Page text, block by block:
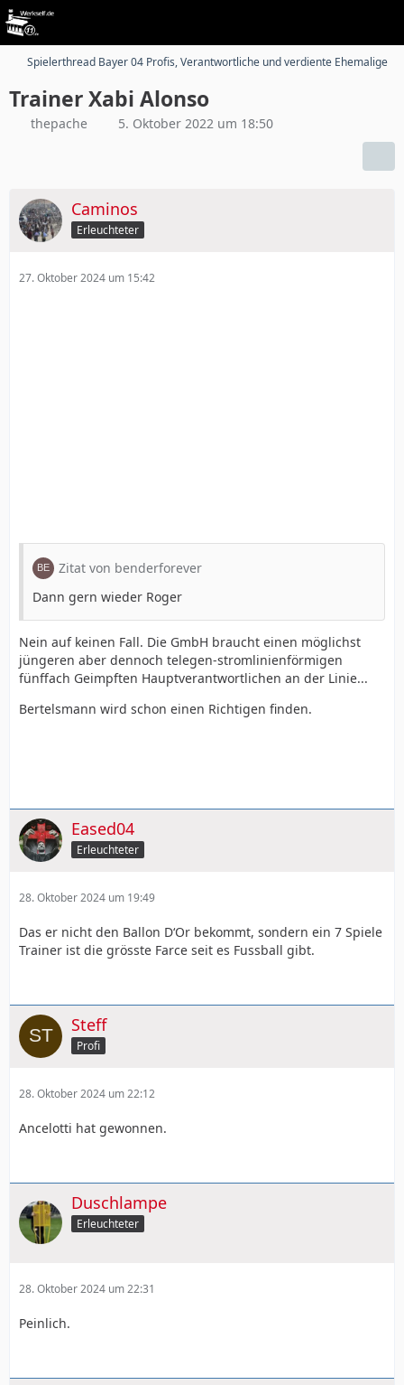
Spielerthread Bayer 04 Profis, Verantwortliche und verdiente Ehemalige
Trainer Xabi Alonso
thepache 5. Oktober 2022 um 18:50
Caminos
Erleuchteter
27. Oktober 2024 um 15:42
Zitat von benderforever
Dann gern wieder Roger
Nein auf keinen Fall. Die GmbH braucht einen möglichst
jüngeren aber dennoch telegen-stromlinienförmigen
fünffach Geimpften Hauptverantwortlichen an der Linie...
Bertelsmann wird schon einen Richtigen finden.
Eased04
Erleuchteter
28. Oktober 2024 um 19:49
Das er nicht den Ballon D‘Or bekommt, sondern ein 7 Spiele
Trainer ist die grösste Farce seit es Fussball gibt.
Steff
Profi
28. Oktober 2024 um 22:12
Ancelotti hat gewonnen.
Duschlampe
Erleuchteter
28. Oktober 2024 um 22:31
Peinlich.